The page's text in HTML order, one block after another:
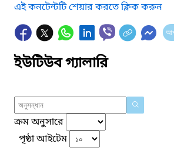
এই কনটেন্টটি শেয়ার করতে ক্লিক করুন
ইউটিউব গ্যালারি
ক্রম অনুসারে
পৃষ্ঠা আইটেম